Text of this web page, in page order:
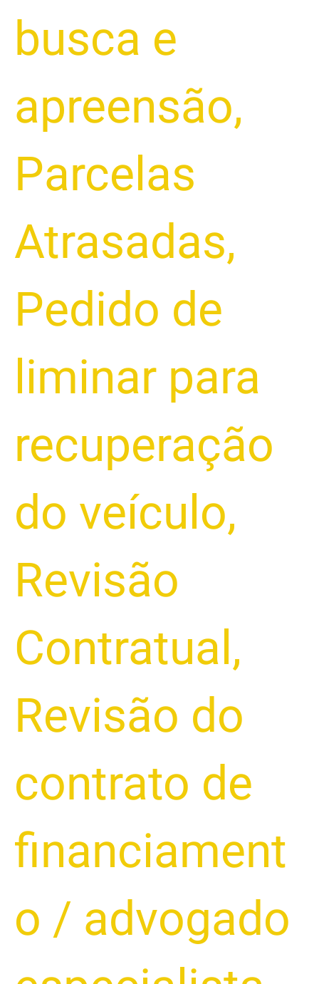
busca e
apreensão,
Parcelas
Atrasadas,
Pedido de
liminar para
recuperação
do veículo,
Revisão
Contratual ,
Revisão do
contrato de
financiament
o / advogado